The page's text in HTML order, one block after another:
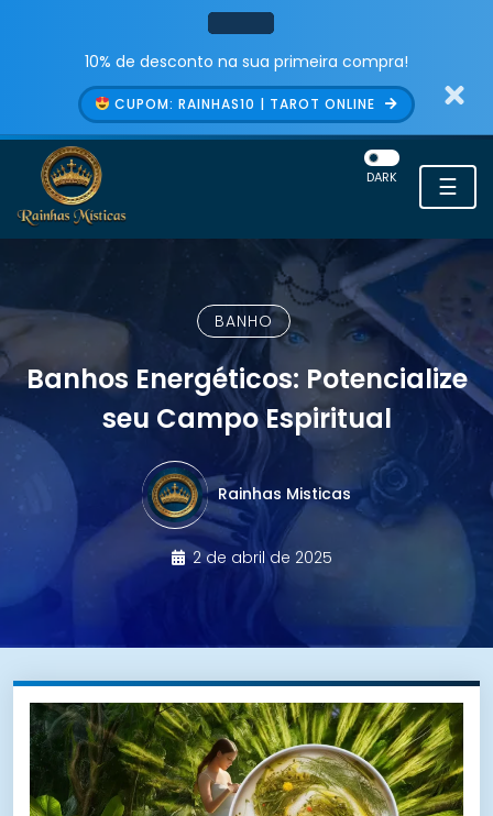
10% de desconto na sua primeira compra!
CUPOM: RAINHAS10 | TAROT ONLINE
☰
DARK
BANHO
Banhos Energéticos: Potencialize
seu Campo Espiritual
Rainhas Misticas
2 de abril de 2025